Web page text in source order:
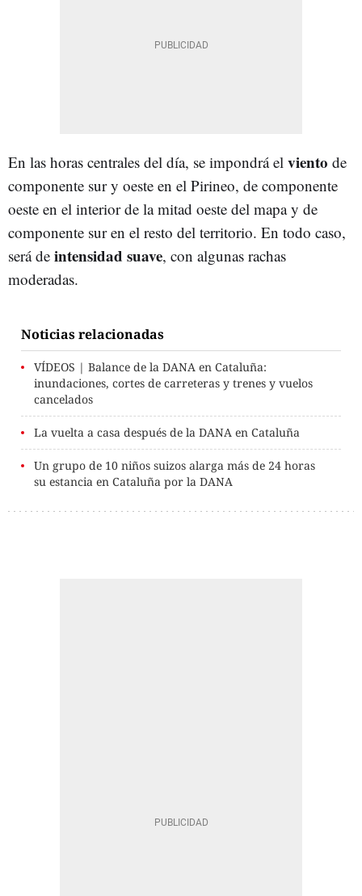
En las horas centrales del día, se impondrá el viento de
componente sur y oeste en el Pirineo, de componente
oeste en el interior de la mitad oeste del mapa y de
componente sur en el resto del territorio. En todo caso,
será de intensidad suave, con algunas rachas
moderadas.
Noticias relacionadas
VÍDEOS | Balance de la DANA en Cataluña:
inundaciones, cortes de carreteras y trenes y vuelos
cancelados
La vuelta a casa después de la DANA en Cataluña
Un grupo de 10 niños suizos alarga más de 24 horas
su estancia en Cataluña por la DANA